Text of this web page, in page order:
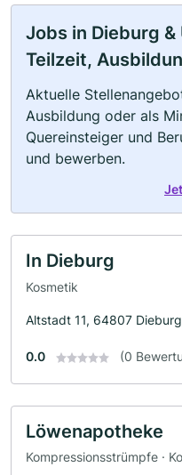
Jobs in Dieburg
Teilzeit,
Aktuelle
Ausbildung oder als
Quereinsteiger und
und bewerben.
In Dieburg
Kosmetik
Altstadt 11, 64807 Dieburg
0.0 (0
Löwenapotheke
Kompressionsstrümpfe ·